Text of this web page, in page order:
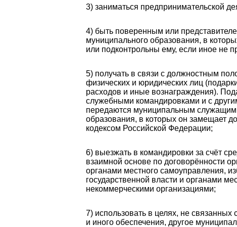
3) заниматься предпринимательской
4) быть поверенным или
муниципального образования, в
или подконтрольны ему, если иное не
5) получать в связи с должностным
физических и юридических лиц
расходов и иные вознаграждения).
служебными командировками и с
передаются муниципальным служащим
образования, в которых он замещает
кодексом Российской Федерации;
6) выезжать в командировки за счёт
взаимной основе по договорённости
органами местного самоуправления,
государственной власти и органами
некоммерческими организациями;
7) использовать в целях, не
и иного обеспечения, другое